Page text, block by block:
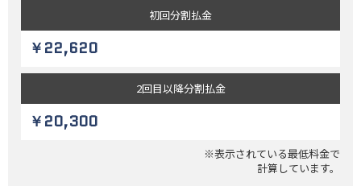
初回分割払金
￥22,620
2回目以降分割払金
￥20,300
※表示されている最低料金で
計算しています。